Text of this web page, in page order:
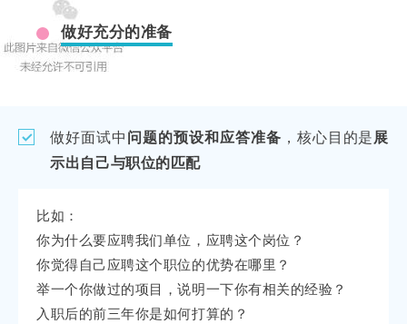
做好充分的准备
做好面试中问题的预设和应答准备 ，核心目的是展
示出自己与职位的匹配
比如：
你为什么要应聘我们单位，应聘这个岗位？
你觉得自己应聘这个职位的优势在哪里？
举一个你做过的项目，说明一下你有相关的经验？
入职后的前三年你是如何打算的？